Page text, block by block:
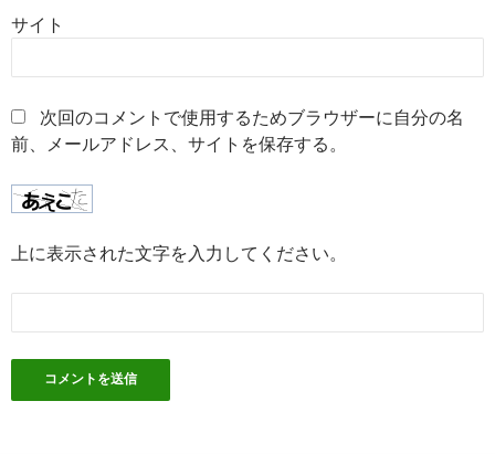
サイト
次回のコメントで使用するためブラウザーに自分の名
前、メールアドレス、サイトを保存する。
上に表示された文字を入力してください。